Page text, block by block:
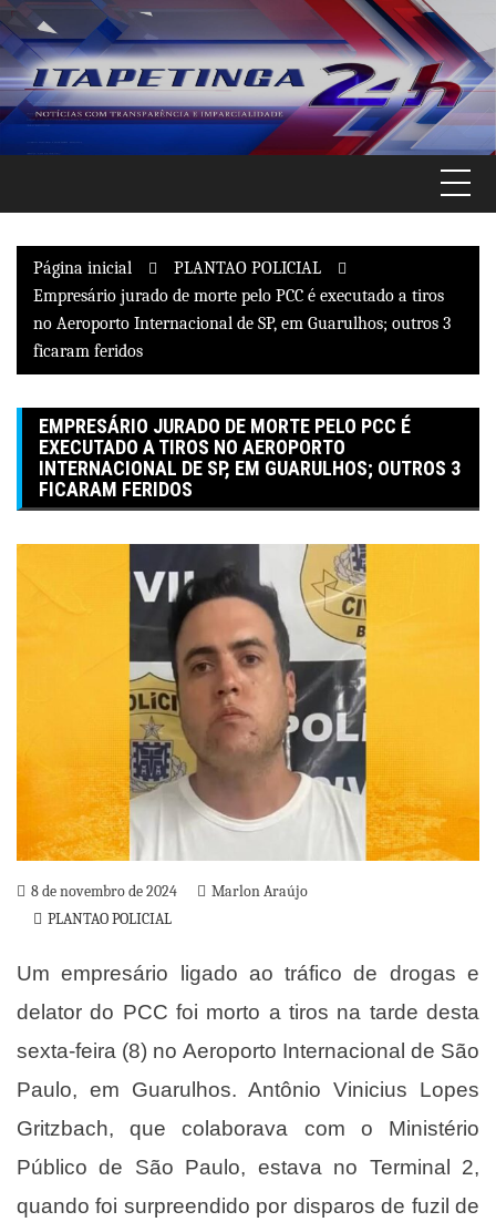
Pular
para
o
conteúdo
Página inicial
PLANTAO POLICIAL
Empresário jurado de morte pelo PCC é executado a tiros
no Aeroporto Internacional de SP, em Guarulhos; outros 3
ficaram feridos
EMPRESÁRIO JURADO DE MORTE PELO PCC É
EXECUTADO A TIROS NO AEROPORTO
INTERNACIONAL DE SP, EM GUARULHOS; OUTROS 3
FICARAM FERIDOS
8 de novembro de 2024
Marlon Araújo
PLANTAO POLICIAL
Um empresário ligado ao tráfico de drogas e
delator do PCC foi morto a tiros na tarde desta
sexta-feira (8) no Aeroporto Internacional de São
Paulo, em Guarulhos. Antônio Vinicius Lopes
Gritzbach, que colaborava com o Ministério
Público de São Paulo, estava no Terminal 2,
quando foi surpreendido por disparos de fuzil de